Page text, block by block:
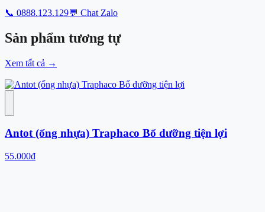
📞 0888.123.129💬 Chat Zalo
Sản phẩm tương tự
Xem tất cả →
Antot (ống nhựa) Traphaco Bổ dưỡng tiện lợi
55.000đ